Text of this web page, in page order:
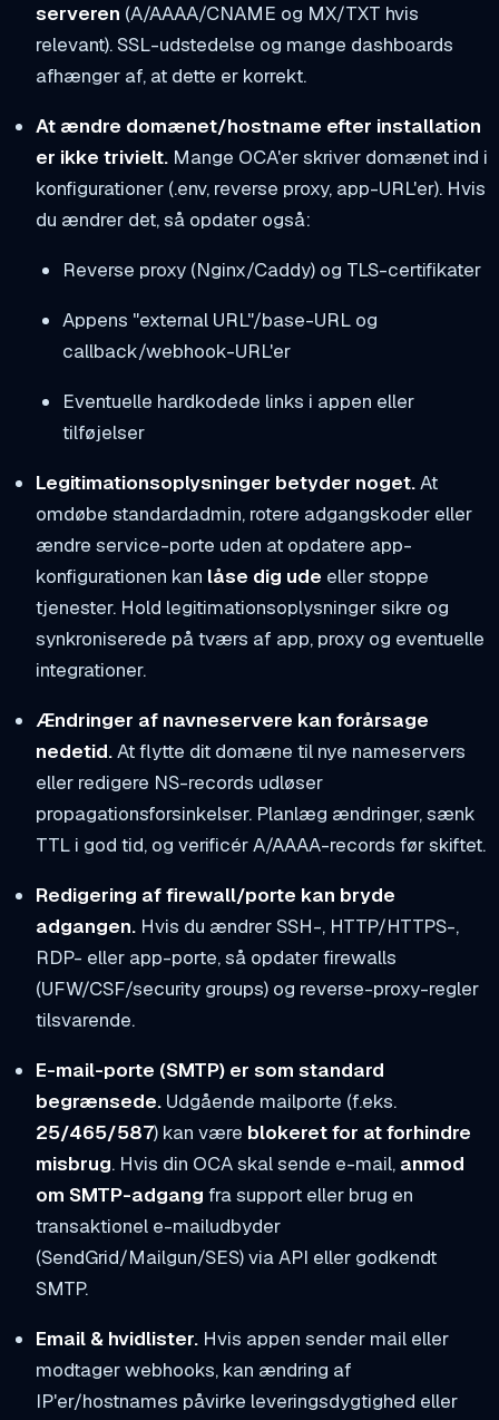
serveren (A/AAAA/CNAME og MX/TXT hvis
relevant). SSL-udstedelse og mange dashboards
afhænger af, at dette er korrekt.
At ændre domænet/hostname efter installation
er ikke trivielt.Mange OCA'er skriver domænet ind i
konfigurationer (.env, reverse proxy, app-URL'er). Hvis
du ændrer det, så opdater også:
Reverse proxy (Nginx/Caddy) og TLS-certifikater
Appens "external URL"/base-URL og
callback/webhook-URL'er
Eventuelle hardkodede links i appen eller
tilføjelser
Legitimationsoplysninger betyder noget.At
omdøbe standardadmin, rotere adgangskoder eller
ændre service-porte uden at opdatere app-
konfigurationen kan låse dig ude eller stoppe
tjenester. Hold legitimationsoplysninger sikre og
synkroniserede på tværs af app, proxy og eventuelle
integrationer.
Ændringer af navneservere kan forårsage
nedetid.At flytte dit domæne til nye nameservers
eller redigere NS-records udløser
propagationsforsinkelser. Planlæg ændringer, sænk
TTL i god tid, og verificér A/AAAA-records før skiftet.
Redigering af firewall/porte kan bryde
adgangen.Hvis du ændrer SSH-, HTTP/HTTPS-,
RDP- eller app-porte, så opdater firewalls
(UFW/CSF/security groups) og reverse-proxy-regler
tilsvarende.
E-mail-porte (SMTP) er som standard
begrænsede.Udgående mailporte (f.eks.
25/465/587) kan være blokeret for at forhindre
misbrug. Hvis din OCA skal sende e-mail, anmod
om SMTP-adgang fra support eller brug en
transaktionel e-mailudbyder
(SendGrid/Mailgun/SES) via API eller godkendt
SMTP.
Email & hvidlister.Hvis appen sender mail eller
modtager webhooks, kan ændring af
IP'er/hostnames påvirke leveringsdygtighed eller